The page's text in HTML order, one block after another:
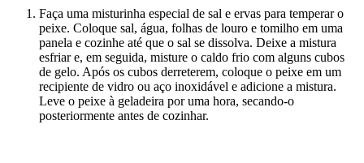
Faça uma misturinha especial de sal e ervas para temperar o
peixe. Coloque sal, água, folhas de louro e tomilho em uma
panela e cozinhe até que o sal se dissolva. Deixe a mistura
esfriar e, em seguida, misture o caldo frio com alguns cubos
de gelo. Após os cubos derreterem, coloque o peixe em um
recipiente de vidro ou aço inoxidável e adicione a mistura.
Leve o peixe à geladeira por uma hora, secando-o
posteriormente antes de cozinhar.